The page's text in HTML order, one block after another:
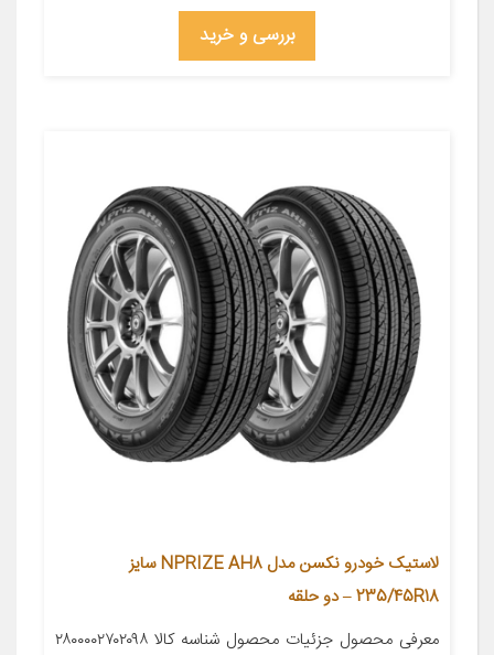
بررسی و خرید
لاستیک خودرو نکسن مدل NPRIZE AH8 سایز
235/45R18 – دو حلقه
معرفی محصول جزئیات محصول شناسه کالا ۲۸۰۰۰۰۲۷۰۲۰۹۸